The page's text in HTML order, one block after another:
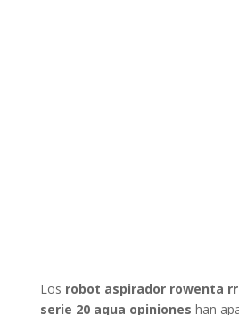
Los robot aspirador rowenta
serie 20 aqua opiniones han